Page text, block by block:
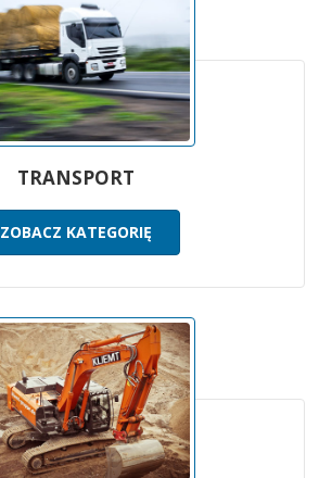
TRANSPORT
ZOBACZ KATEGORIĘ